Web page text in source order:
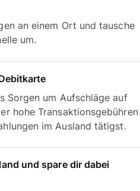
an einem Ort und tausche
um.
Sorgen um Aufschläge auf
hohe Transaktionsgebühren
im Ausland tätigst.
und spare dir dabei